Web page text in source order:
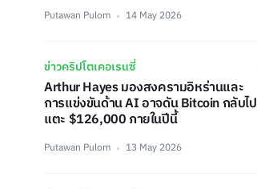
Putawan Pulom 14 May 2026
ข่าวคริปโตเคอเรนซี่
Arthur Hayes มองสงครามอิหร่านและ
การแข่งขันด้าน AI อาจดัน Bitcoin กลับไป
แตะ $126,000 ภายในปีนี้
Putawan Pulom 13 May 2026